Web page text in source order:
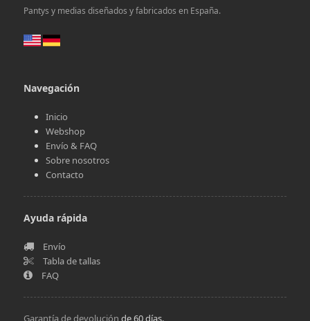
Pantys y medias diseñados y fabricados en España.
Navegación
Inicio
Webshop
Envío & FAQ
Sobre nosotros
Contacto
Ayuda rápida
Envío
Tabla de tallas
FAQ
Garantía de devolución de 60 días.